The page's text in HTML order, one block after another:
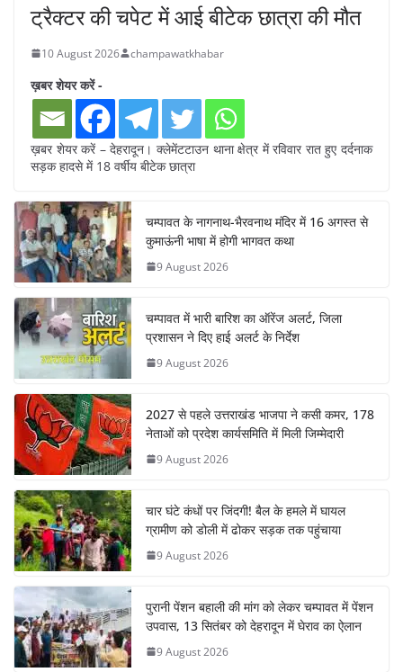
ट्रैक्टर की चपेट में आई बीटेक छात्रा की मौत
10 August 2026 champawatkhabar
ख़बर शेयर करें -
ख़बर शेयर करें – देहरादून। क्लेमेंटटाउन थाना क्षेत्र में रविवार रात हुए दर्दनाक
सड़क हादसे में 18 वर्षीय बीटेक छात्रा
चम्पावत के नागनाथ-भैरवनाथ मंदिर में 16 अगस्त से
कुमाऊंनी भाषा में होगी भागवत कथा
9 August 2026
चम्पावत में भारी बारिश का ऑरेंज अलर्ट, जिला
प्रशासन ने दिए हाई अलर्ट के निर्देश
9 August 2026
2027 से पहले उत्तराखंड भाजपा ने कसी कमर, 178
नेताओं को प्रदेश कार्यसमिति में मिली जिम्मेदारी
9 August 2026
चार घंटे कंधों पर जिंदगी! बैल के हमले में घायल
ग्रामीण को डोली में ढोकर सड़क तक पहुंचाया
9 August 2026
पुरानी पेंशन बहाली की मांग को लेकर चम्पावत में पेंशन
उपवास, 13 सितंबर को देहरादून में घेराव का ऐलान
9 August 2026